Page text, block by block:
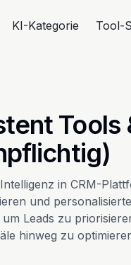
KI-Kategorie Tool-
in CRM-
und
Leads zu
hinweg zu